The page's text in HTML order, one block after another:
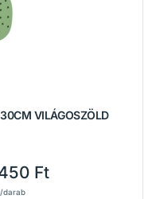
VILÁGOSZÖLD
Ft
darab